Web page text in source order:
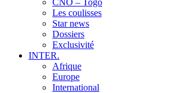
CNO – Togo
Les coulisses
Star news
Dossiers
Exclusivité
INTER.
Afrique
Europe
International